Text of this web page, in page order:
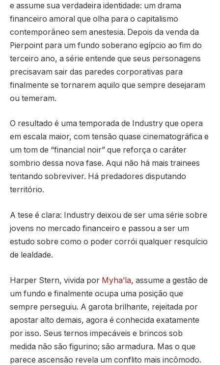
e assume sua verdadeira identidade: um drama
financeiro amoral que olha para o capitalismo
contemporâneo sem anestesia. Depois da venda da
Pierpoint para um fundo soberano egípcio ao fim do
terceiro ano, a série entende que seus personagens
precisavam sair das paredes corporativas para
finalmente se tornarem aquilo que sempre desejaram
ou temeram.
O resultado é uma temporada de Industry que opera
em escala maior, com tensão quase cinematográfica e
um tom de “financial noir” que reforça o caráter
sombrio dessa nova fase. Aqui não há mais trainees
tentando sobreviver. Há predadores disputando
território.
A tese é clara: Industry deixou de ser uma série sobre
jovens no mercado financeiro e passou a ser um
estudo sobre como o poder corrói qualquer resquício
de lealdade.
Harper Stern, vivida por Myha’la, assume a gestão de
um fundo e finalmente ocupa uma posição que
sempre perseguiu. A garota brilhante, rejeitada por
apostar alto demais, agora é conhecida exatamente
por isso. Seus ternos impecáveis e brincos sob
medida não são figurino; são armadura. Mas o que
parece ascensão revela um conflito mais incômodo.